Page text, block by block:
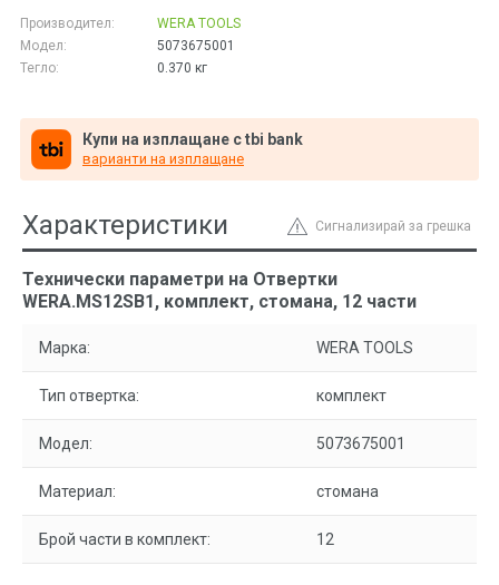
Производител:
WERA TOOLS
Модел:
5073675001
Тегло:
0.370 кг
Купи на изплащане с tbi bank
варианти на изплащане
Сигнализирай за грешка
Характеристики
Технически параметри на Отвертки
WERA.MS12SB1, комплект, стомана, 12 части
Марка: WERA TOOLS
Тип отвертка: комплект
Модел: 5073675001
Материал: стомана
Брой части в комплект: 12